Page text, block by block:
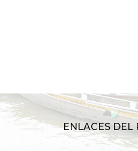
ENLACES DEL